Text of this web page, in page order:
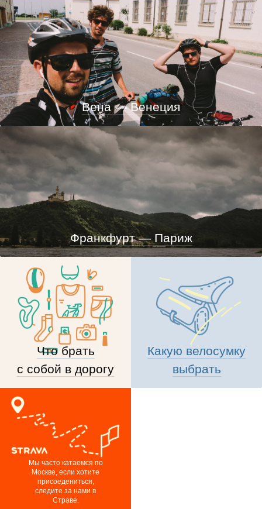
Вена — Венеция
Франкфурт — Париж
Что брать
с собой в дорогу
Какую велосумку
выбрать
Мы часто катаемся по
Москве, если хотите
присоедениться,
следите за нами в
Страве.